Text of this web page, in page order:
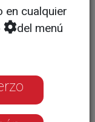
en cualquier
del menú